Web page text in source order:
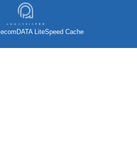
ecomDATA LiteSpeed Cache